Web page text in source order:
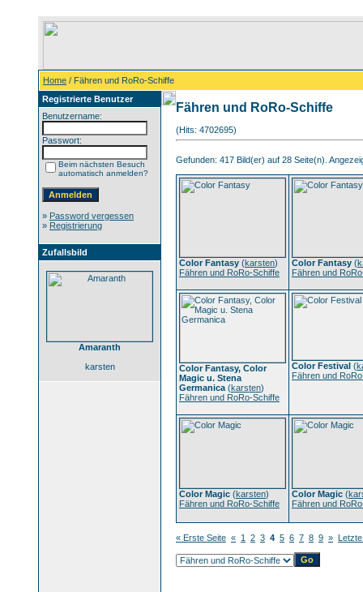
Home / Fähren und RoRo-Schiffe
Registrierte Benutzer
Benutzername:
Passwort:
Beim nächsten Besuch
automatisch anmelden?
» Password vergessen
» Registrierung
Zufallsbild
Amaranth
karsten
Fähren und RoRo-Schiffe
(Hits: 4702695)
Gefunden: 417 Bild(er) auf 28 Seite(n).
Color Fantasy (karsten)
Fähren und RoRo-Schiffe
Color Fantasy (
Fähren und
Color Fantasy, Color
Magic u. Stena
Germanica (karsten)
Fähren und RoRo-Schiffe
Color Festival (
Fähren und
Color Magic (karsten)
Fähren und RoRo-Schiffe
Color Magic (
Fähren und
« Erste Seite « 1 2 3 4 5 6 7 8 9 »